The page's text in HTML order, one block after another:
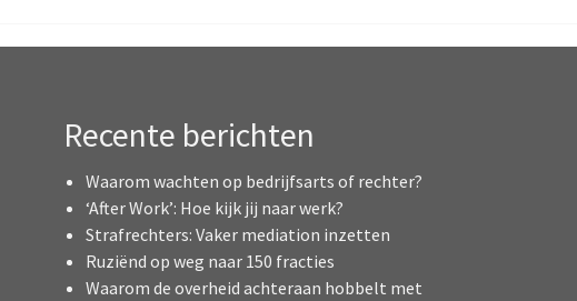
Recente berichten
Waarom wachten op bedrijfsarts of rechter?
‘After Work’: Hoe kijk jij naar werk?
Strafrechters: Vaker mediation inzetten
Ruziënd op weg naar 150 fracties
Waarom de overheid achteraan hobbelt met